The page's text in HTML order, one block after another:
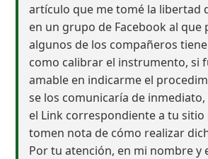
artículo que me tomé la libertad
en un grupo de Facebook al que
algunos de los compañeros
como calibrar el instrumento, si
amable en indicarme el
se los comunicaría de
el Link correspondiente a tu sitio
tomen nota de cómo realizar
Por tu atención, en mi nombre y